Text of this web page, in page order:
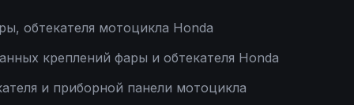
обтекателя мотоцикла Honda
креплений фары и обтекателя Honda
и приборной панели мотоцикла